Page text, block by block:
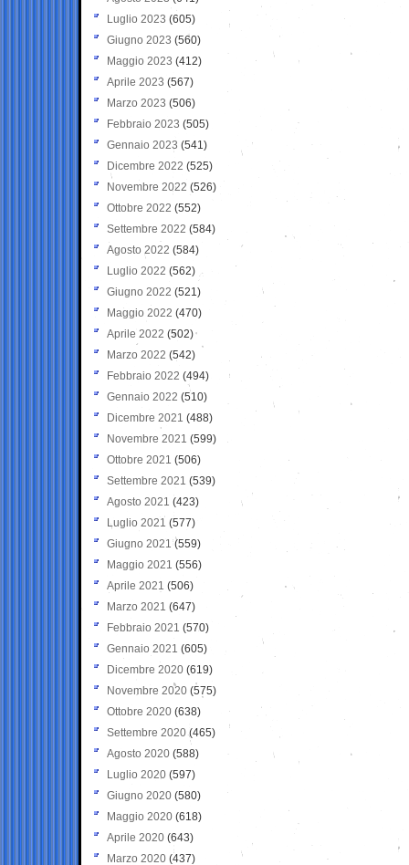
Luglio 2023 (605)
Giugno 2023 (560)
Maggio 2023 (412)
Aprile 2023 (567)
Marzo 2023 (506)
Febbraio 2023 (505)
Gennaio 2023 (541)
Dicembre 2022 (525)
Novembre 2022 (526)
Ottobre 2022 (552)
Settembre 2022 (584)
Agosto 2022 (584)
Luglio 2022 (562)
Giugno 2022 (521)
Maggio 2022 (470)
Aprile 2022 (502)
Marzo 2022 (542)
Febbraio 2022 (494)
Gennaio 2022 (510)
Dicembre 2021 (488)
Novembre 2021 (599)
Ottobre 2021 (506)
Settembre 2021 (539)
Agosto 2021 (423)
Luglio 2021 (577)
Giugno 2021(559)
Maggio 2021 (556)
Aprile 2021 (506)
Marzo 2021 (647)
Febbraio 2021 (570)
Gennaio 2021 (605)
Dicembre 2020 (619)
Novembre 2020 (575)
Ottobre 2020 (638)
Settembre 2020(465)
Agosto 2020 (588)
Luglio 2020 (597)
Giugno 2020 (580)
Maggio 2020 (618)
Aprile 2020 (643)
Marzo 2020 (437)